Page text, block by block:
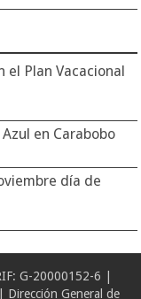
Plan Vacacional
en Carabobo
día de
G-20000152-6 |
Dirección General de